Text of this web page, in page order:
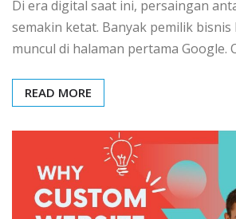
Di era digital saat ini, persaingan
semakin ketat. Banyak pemilik
muncul di halaman pertama Google.
READ MORE